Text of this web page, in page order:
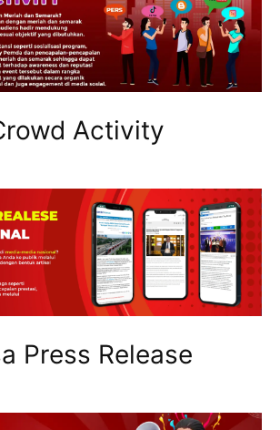
Activity
Press Release